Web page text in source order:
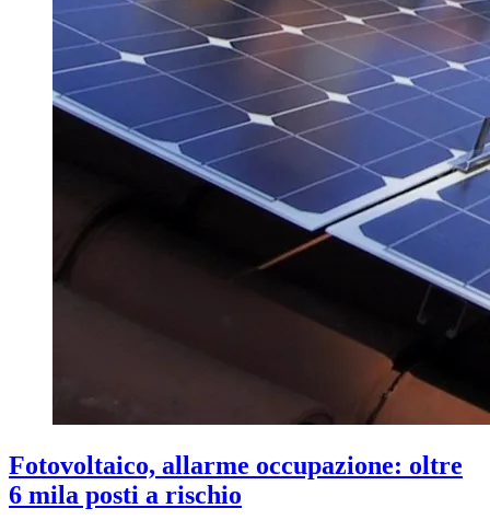
Fotovoltaico, allarme occupazione: oltre
6 mila posti a rischio